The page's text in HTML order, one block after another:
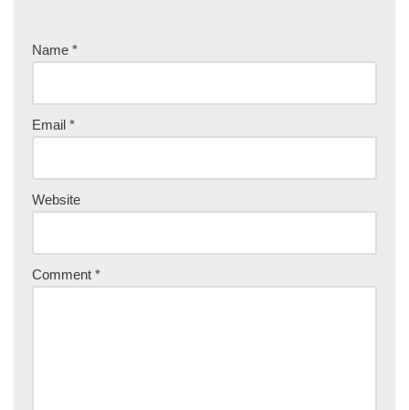
Name *
Email *
Website
Comment *